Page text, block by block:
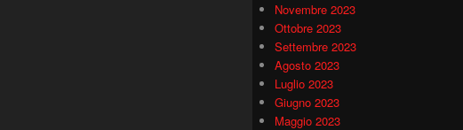
Novembre 2023
Ottobre 2023
Settembre 2023
Agosto 2023
Luglio 2023
Giugno 2023
Maggio 2023